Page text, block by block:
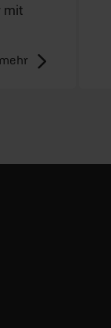
mit
mehr